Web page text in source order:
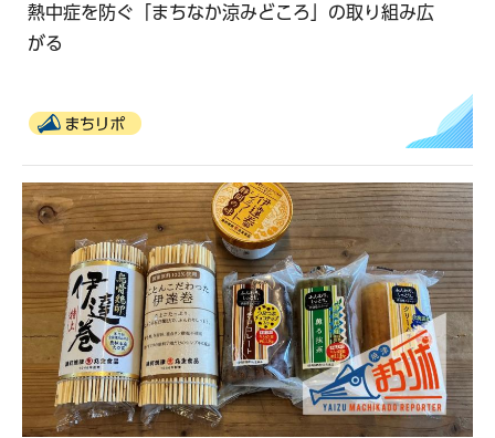
熱中症を防ぐ「まちなか涼みどころ」の取り組み広
がる
まちリポ